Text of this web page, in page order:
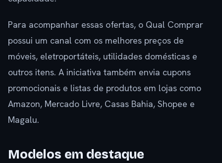
Para acompanhar essas ofertas, o Qual Comprar
possui um canal com os melhores preços de
móveis, eletroportáteis, utilidades domésticas e
outros itens. A iniciativa também envia cupons
promocionais e listas de produtos em lojas como
Amazon, Mercado Livre, Casas Bahia, Shopee e
Magalu.
Modelos em destaque